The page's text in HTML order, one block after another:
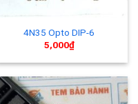
4N35 Opto DIP-6
5,000₫